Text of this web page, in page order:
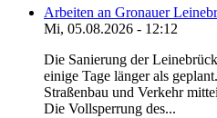
Arbeiten an Gronauer
Mi, 05.08.2026 - 12:12
Die Sanierung der
einige Tage länger als
Straßenbau und Verkehr
Die Vollsperrung des...